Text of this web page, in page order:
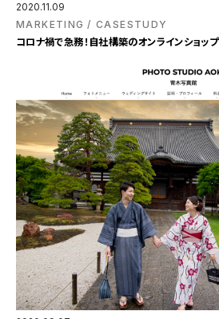
2020.11.09
MARKETING
CASESTUDY
コロナ禍で急務！自社構築のオンラインショッ